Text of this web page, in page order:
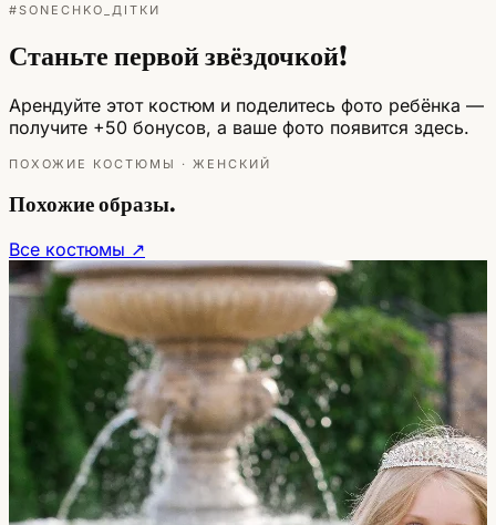
#SONECHKO_ДІТКИ
Станьте первой звёздочкой!
Арендуйте этот костюм и поделитесь фото ребёнка —
получите +50 бонусов, а ваше фото появится здесь.
ПОХОЖИЕ КОСТЮМЫ · ЖЕНСКИЙ
Похожие образы.
Все костюмы ↗